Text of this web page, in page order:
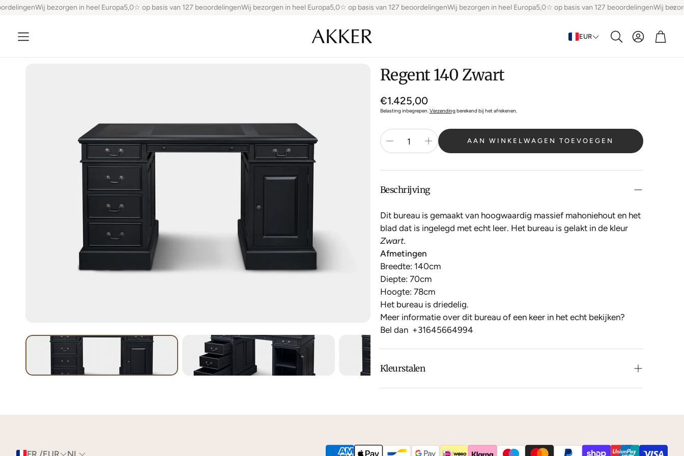
Wij bezorgen in heel Europa5,0☆ op basis van 127 beoordelingenWij bezorgen in heel Europa5,0☆ op basis van 127 beoordelingenWij bezorgen in heel Europa5,0☆ op basis van 127 beoordelingenWij
EUR
Zoeken
Account
Regent 140 Zwart
Normale
prijs
€1.425,00
Belasting inbegrepen.Verzendingberekend bij het afrekenen.
AAN WINKELWAGEN TOEVOEGEN
Beschrijving
Dit bureau is gemaakt van hoogwaardig massief mahoniehout en het
blad dat is ingelegd met echt leer. Het bureau is gelakt in de kleur
Zwart.
Afmetingen
Breedte: 140cm
Diepte: 70cm
Hoogte: 78cm
Het bureau is driedelig.
Meer informatie over dit bureau of een keer in het echt bekijken?
Bel dan+31645664994
Kleurstalen
FR /EUR NL